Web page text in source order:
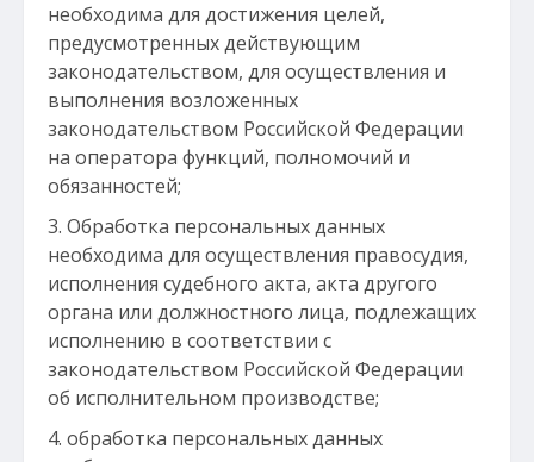
необходима для достижения целей,
предусмотренных действующим
законодательством, для осуществления и
выполнения возложенных
законодательством Российской Федерации
на оператора функций, полномочий и
обязанностей;
Обработка персональных данных
необходима для осуществления правосудия,
исполнения судебного акта, акта другого
органа или должностного лица, подлежащих
исполнению в соответствии с
законодательством Российской Федерации
об исполнительном производстве;
обработка персональных данных